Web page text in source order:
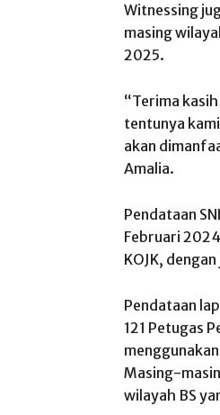
Witnessing
masing
2025.
“Terima
tentunya
akan
Amalia.
Pendataan
Februari
KOJK,
Pendataan
121 Petugas
Masing-
wilayah BS